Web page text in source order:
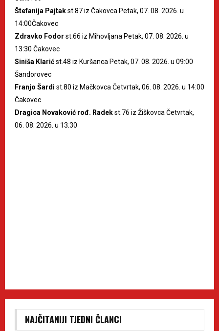
Štefanija Pajtakst.87 iz Čakovca Petak, 07. 08. 2026. u
14:00Čakovec
Zdravko Fodor st.66 iz Mihovljana Petak, 07. 08. 2026. u
13:30 Čakovec
Siniša Klarićst.48 iz Kuršanca Petak, 07. 08. 2026. u 09:00
Šandorovec
Franjo Šardi st.80 iz Mačkovca Četvrtak, 06. 08. 2026. u 14:00
Čakovec
Dragica Novaković rođ. Radekst.76 iz Žiškovca Četvrtak,
06. 08. 2026. u 13:30
NAJČITANIJI TJEDNI ČLANCI